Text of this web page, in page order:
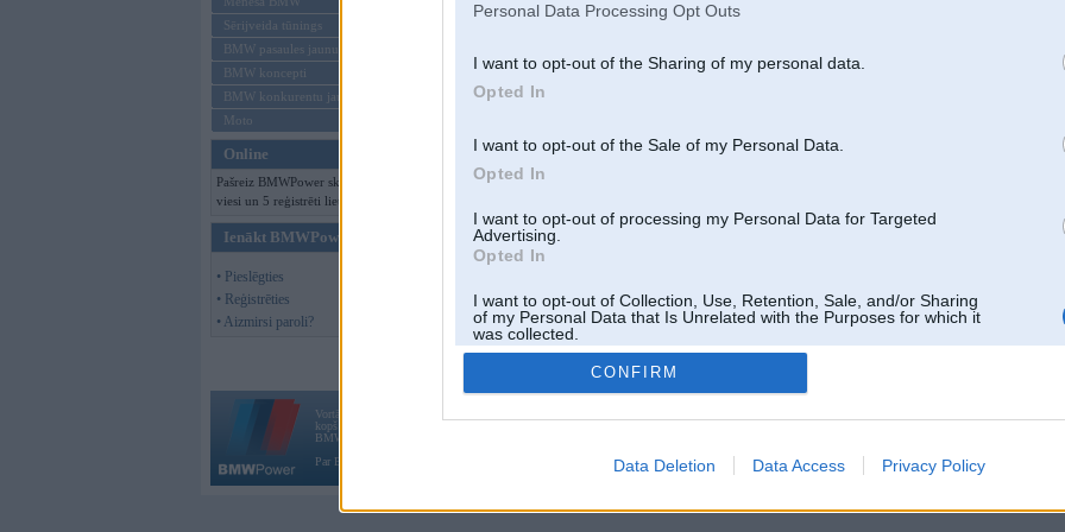
Personal Data Processing Opt Outs
I want to opt-out of the Sharing of my personal data.
Opted In
I want to opt-out of the Sale of my Personal Data.
Opted In
I want to opt-out of processing my Personal Data for Targeted
Advertising.
Opted In
I want to opt-out of Collection, Use, Retention, Sale, and/or Sharing
of my Personal Data that Is Unrelated with the Purposes for which it
was collected.
Opted Out
CONFIRM
Data Deletion Data Access Privacy Policy
Sērijveida tūnings
BMW pasaules jaunumi
BMW koncepti
BMW konkurentu jaunumi
Moto
Online
Pašreiz BMWPower skatās 126
viesi un 5 reģistrēti lietotāji.
Ienākt BMWPower
• Pieslēgties
• Reģistrēties
• Aizmirsi paroli?
Vortāls BMWPower.lv darbojas
kopš 2002. gada 14. maija. Tas nav auto klubs un nav saistīts ar
BMW AG.
Par BMWPower